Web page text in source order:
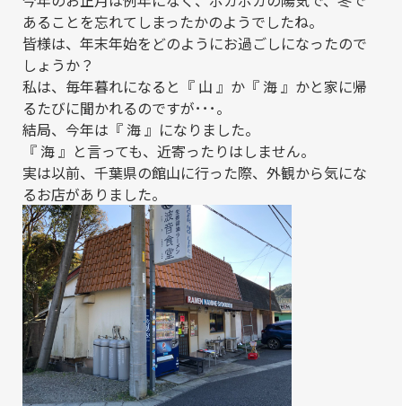
あることを忘れてしまったかのようでしたね。
皆様は、年末年始をどのようにお過ごしになったので
しょうか？
私は、毎年暮れになると『 山 』か『 海 』かと家に帰
るたびに聞かれるのですが･･･。
結局、今年は『 海 』になりました。
『 海 』と言っても、近寄ったりはしません。
実は以前、千葉県の館山に行った際、外観から気にな
るお店がありました。